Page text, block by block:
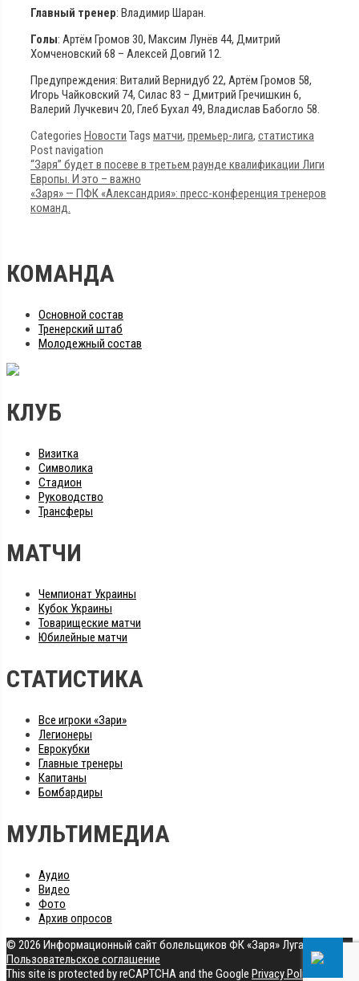
Главный тренер: Владимир Шаран.
Голы: Артём Громов 30, Максим Лунёв 44, Дмитрий
Хомченовский 68 – Алексей Довгий 12.
Предупреждения: Виталий Вернидуб 22, Артём Громов 58,
Игорь Чайковский 74, Силас 83 – Дмитрий Гречишкин 6,
Валерий Лучкевич 20, Глеб Бухал 49, Владислав Бабогло 58.
Categories Новости Tags матчи, премьер-лига, статистика
Post navigation
“Заря” будет в посеве в третьем раунде квалификации Лиги
Европы. И это – важно
«Заря» — ПФК «Александрия»: пресс-конференция тренеров
команд.
КОМАНДА
Основной состав
Тренерский штаб
Молодежный состав
КЛУБ
Визитка
Символика
Стадион
Руководство
Трансферы
МАТЧИ
Чемпионат Украины
Кубок Украины
Товарищеские матчи
Юбилейные матчи
СТАТИСТИКА
Все игроки «Зари»
Легионеры
Еврокубки
Главные тренеры
Капитаны
Бомбардиры
МУЛЬТИМЕДИА
Аудио
Видео
Фото
Архив опросов
© 2026 Информационный сайт болельщиков ФК «Заря» Луганск
Пользовательское соглашение
This site is protected by reCAPTCHA and the Google Privacy Policy